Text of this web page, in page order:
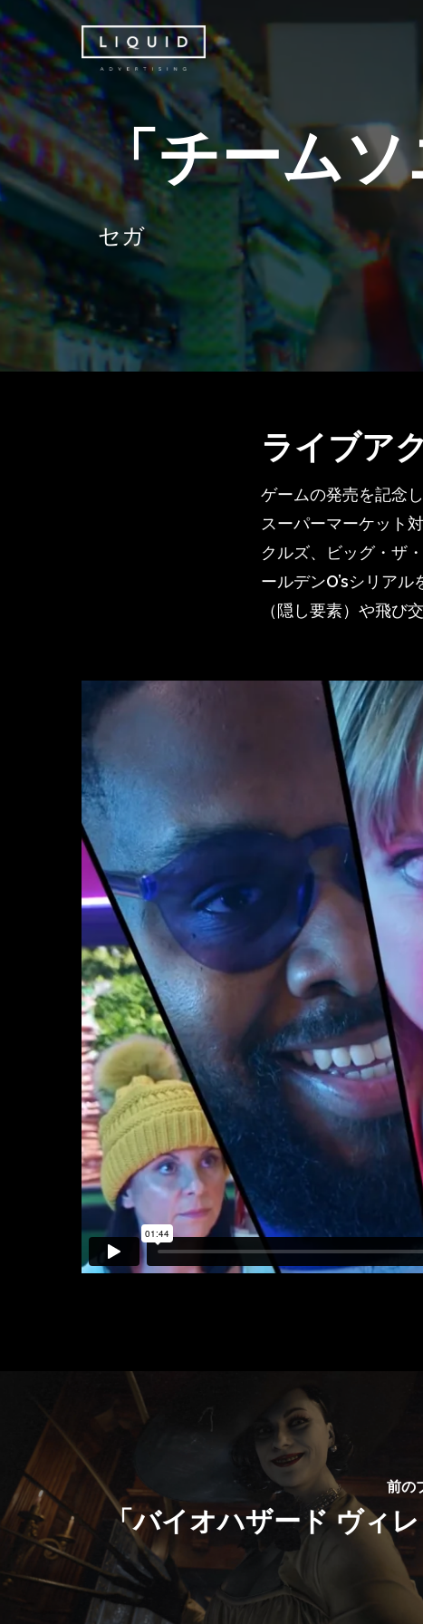
Skip
to
main
content
Hit enter to search or ESC to close
「チームソ
セガ
ライブア
ゲームの発売を記念
スーパーマーケット
クルズ、ビッグ・ザ
ールデンO’sシリア
（隠し要素）や飛び
前の
「バイオハザード ヴィレ